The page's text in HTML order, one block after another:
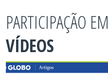
PARTICIPAÇÃO EM
VÍDEOS